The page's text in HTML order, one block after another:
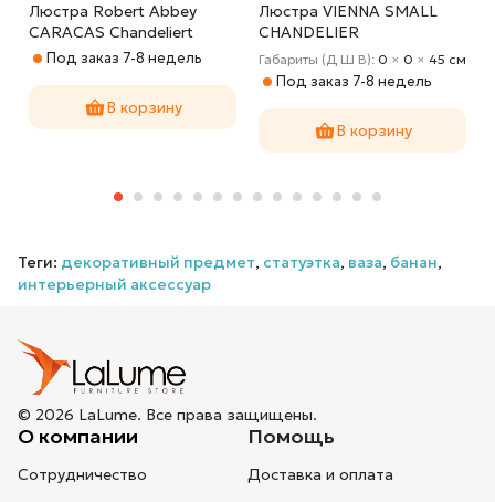
Люстра Robert Abbey
CARACAS Chandeliert
Под заказ 7-8 недель
В корзину
Люстра VIENNA SMALL
CHANDELIER
Габариты (Д Ш В): 0 × 0 × 45 cм
Под заказ 7-8 недель
В корзину
Теги: декоративный предмет, статуэтка, ваза, банан,
интерьерный аксессуар
© 2026 LaLume. Все права защищены.
О компании
Сотрудничество
Помощь
Доставка и оплата